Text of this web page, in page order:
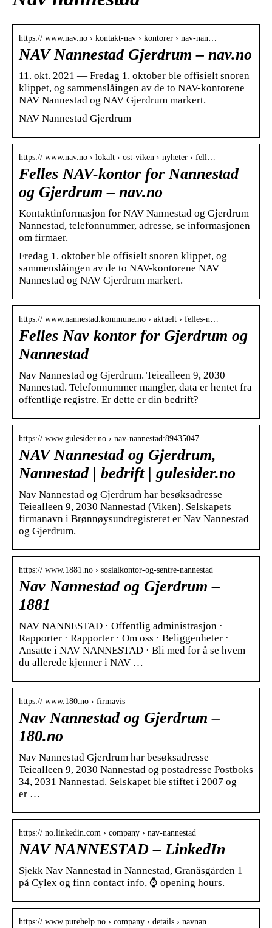
https:// www.nav.no › kontakt-nav › kontorer › nav-nan…
NAV Nannestad Gjerdrum – nav.no
11. okt. 2021 — Fredag 1. oktober ble offisielt snoren
klippet, og sammenslåingen av de to NAV-kontorene
NAV Nannestad og NAV Gjerdrum markert.
NAV Nannestad Gjerdrum
https:// www.nav.no › lokalt › ost-viken › nyheter › fell…
Felles NAV-kontor for Nannestad
og Gjerdrum – nav.no
Kontaktinformasjon for NAV Nannestad og Gjerdrum
Nannestad, telefonnummer, adresse, se informasjonen
om firmaer.
Fredag 1. oktober ble offisielt snoren klippet, og
sammenslåingen av de to NAV-kontorene NAV
Nannestad og NAV Gjerdrum markert.
https:// www.nannestad.kommune.no › aktuelt › felles-n…
Felles Nav kontor for Gjerdrum og
Nannestad
Nav Nannestad og Gjerdrum. Teiealleen 9, 2030
Nannestad. Telefonnummer mangler, data er hentet fra
offentlige registre. Er dette er din bedrift?
https:// www.gulesider.no › nav-nannestad:89435047
NAV Nannestad og Gjerdrum,
Nannestad | bedrift | gulesider.no
Nav Nannestad og Gjerdrum har besøksadresse
Teiealleen 9, 2030 Nannestad (Viken). Selskapets
firmanavn i Brønnøysundregisteret er Nav Nannestad
og Gjerdrum.
https:// www.1881.no › sosialkontor-og-sentre-nannestad
Nav Nannestad og Gjerdrum –
1881
NAV NANNESTAD · Offentlig administrasjon ·
Rapporter · Rapporter · Om oss · Beliggenheter ·
Ansatte i NAV NANNESTAD · Bli med for å se hvem
du allerede kjenner i NAV …
https:// www.180.no › firmavis
Nav Nannestad og Gjerdrum –
180.no
Nav Nannestad Gjerdrum har besøksadresse
Teiealleen 9, 2030 Nannestad og postadresse Postboks
34, 2031 Nannestad. Selskapet ble stiftet i 2007 og
er …
https:// no.linkedin.com › company › nav-nannestad
NAV NANNESTAD – LinkedIn
Sjekk Nav Nannestad in Nannestad, Granåsgården 1
på Cylex og finn contact info, ⌚ opening hours.
https:// www.purehelp.no › company › details › navnan…